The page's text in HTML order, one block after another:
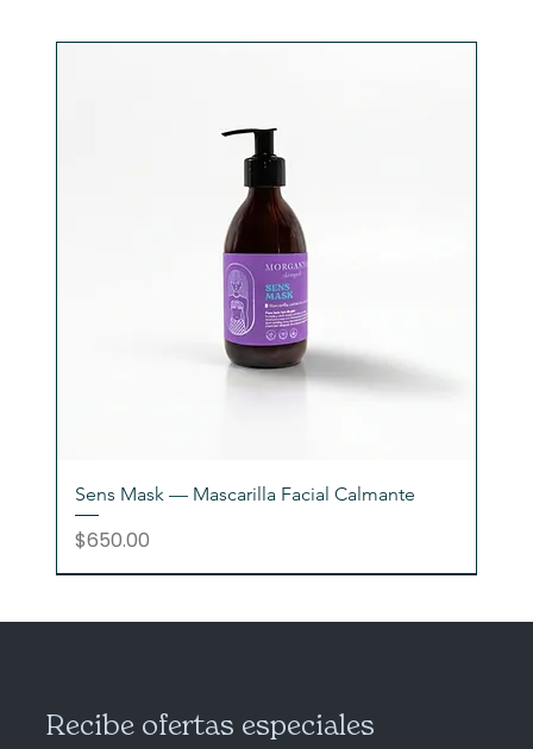
Sens Mask — Mascarilla Facial Calmante
Precio
$650.00
Recibe ofertas especiales